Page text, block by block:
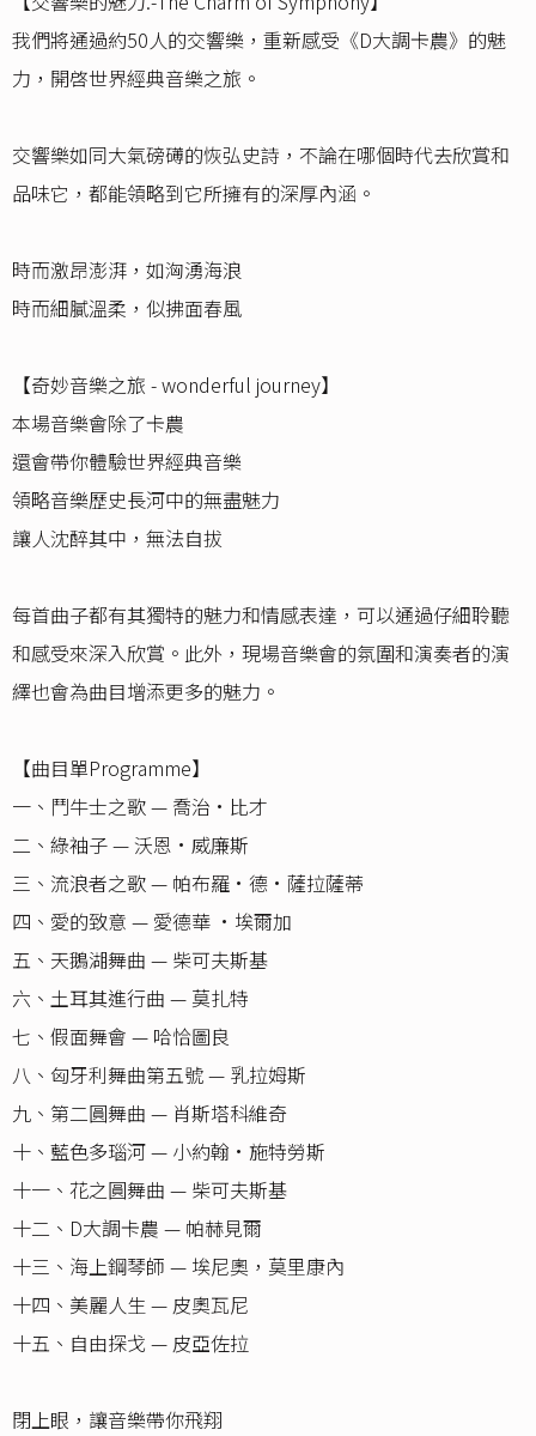
我們將通過約50人的交響樂，重新感受《D大調卡農》的魅
力，開啓世界經典音樂之旅。
交響樂如同大氣磅礡的恢弘史詩，不論在哪個時代去欣賞和
品味它，都能領略到它所擁有的深厚內涵。
時而激昂澎湃，如洶湧海浪
時而細膩溫柔，似拂面春風
【奇妙音樂之旅 - wonderful journey】
本場音樂會除了卡農
還會帶你體驗世界經典音樂
領略音樂歷史長河中的無盡魅力
讓人沈醉其中，無法自拔
每首曲子都有其獨特的魅力和情感表達，可以通過仔細聆聽
和感受來深入欣賞。此外，現場音樂會的氛圍和演奏者的演
繹也會為曲目增添更多的魅力。
【曲目單Programme】
一、鬥牛士之歌 — 喬治•比才
二、綠袖子 — 沃恩•威廉斯
三、流浪者之歌 — 帕布羅•德•薩拉薩蒂
四、愛的致意 — 愛德華 •埃爾加
五、天鵝湖舞曲 — 柴可夫斯基
六、土耳其進行曲 — 莫扎特
七、假面舞會 — 哈恰圖良
八、匈牙利舞曲第五號 — 乳拉姆斯
九、第二圓舞曲 — 肖斯塔科維奇
十、藍色多瑙河 — 小約翰•施特勞斯
十一、花之圓舞曲 — 柴可夫斯基
十二、D大調卡農 — 帕赫見爾
十三、海上鋼琴師 — 埃尼奧，莫里康內
十四、美麗人生 — 皮奧瓦尼
十五、自由探戈 — 皮亞佐拉
閉上眼，讓音樂帶你飛翔